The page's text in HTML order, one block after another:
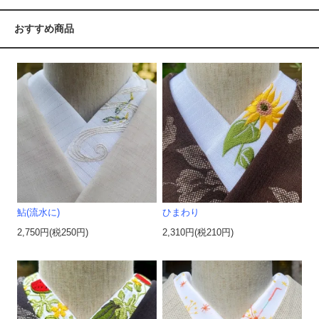
おすすめ商品
鮎(流水に)
2,750円(税250円)
ひまわり
2,310円(税210円)